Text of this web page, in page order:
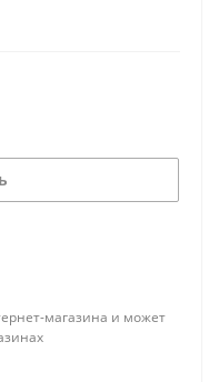
батарейки
магазина и может